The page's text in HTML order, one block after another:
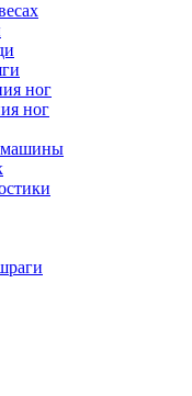
ног
ног
машины